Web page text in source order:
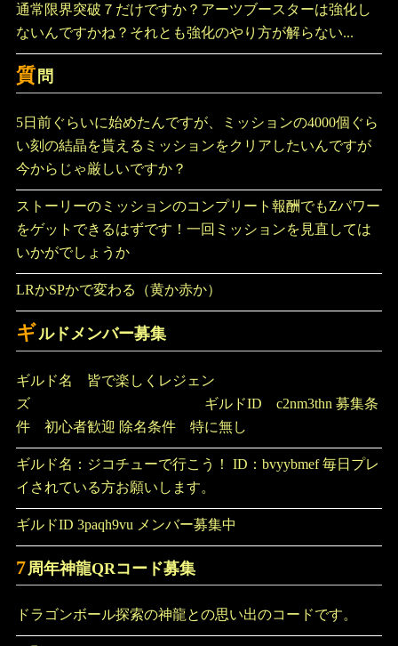
通常限界突破７だけですか？アーツブースターは強化し
ないんですかね？それとも強化のやり方が解らない...
質 問
5日前ぐらいに始めたんですが、ミッションの4000個ぐら
い刻の結晶を貰えるミッションをクリアしたいんですが
今からじゃ厳しいですか？
ストーリーのミッションのコンプリート報酬でもZパワー
をゲットできるはずです！一回ミッションを見直しては
いかがでしょうか
LRかSPかで変わる（黄か赤か）
ギルドメンバー募集
ギルド名 皆で楽しくレジェン
ズ ギルドID c2nm3thn 募集条
件 初心者歓迎 除名条件 特に無し
ギルド名：ジコチューで行こう！ ID：bvyybmef 毎日プレ
イされている方お願いします。
ギルドID 3paqh9vu メンバー募集中
7 周年神龍QRコード募集
ドラゴンボール探索の神龍との思い出のコードです。